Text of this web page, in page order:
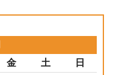
金 土 日